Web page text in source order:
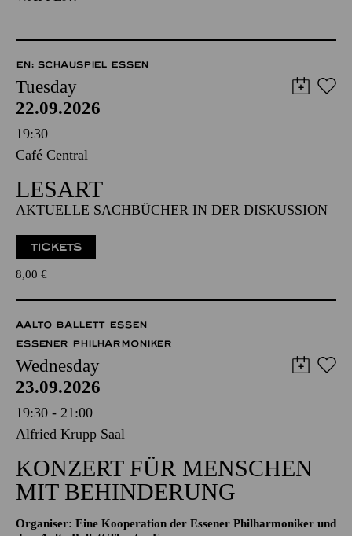
EN: SCHAUSPIEL ESSEN
Tuesday
22.09.2026
19:30
Café Central
LESART
AKTUELLE SACHBÜCHER IN DER DISKUSSION
TICKETS
8,00 €
AALTO BALLETT ESSEN
ESSENER PHILHARMONIKER
Wednesday
23.09.2026
19:30 - 21:00
Alfried Krupp Saal
KONZERT FÜR MENSCHEN
MIT BEHINDERUNG
Organiser: Eine Kooperation der Essener Philharmoniker und